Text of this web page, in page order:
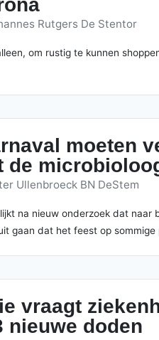
Rutgers De Stentor
om rustig te kunnen
moeten
de
Ullenbroeck BN DeStem
na nieuw onderzoek dat
gaan dat het feest op
vraagt
nieuwe doden